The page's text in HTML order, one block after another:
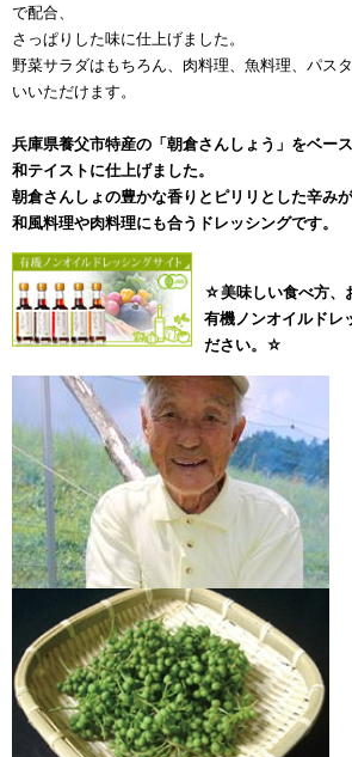
で配合、
さっぱりした味に仕上げました。
野菜サラダはもちろん、肉料理、魚料理、パス
いいただけます。
兵庫県養父市特産の「朝倉さんしょう」をベー
和テイストに仕上げました。
朝倉さんしょの豊かな香りとピリリとした辛み
和風料理や肉料理にも合うドレッシングです。
☆美味しい食べ方、
有機ノンオイルドレ
ださい。☆